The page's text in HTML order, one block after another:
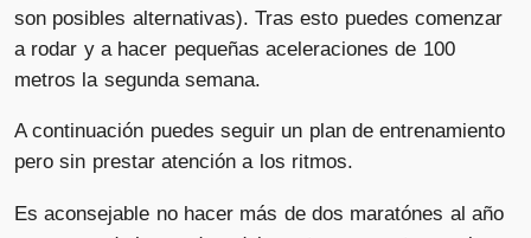
son posibles alternativas). Tras esto puedes comenzar
a rodar y a hacer pequeñas aceleraciones de 100
metros la segunda semana.
A continuación puedes seguir un plan de entrenamiento
pero sin prestar atención a los ritmos.
Es aconsejable no hacer más de dos maratónes al año